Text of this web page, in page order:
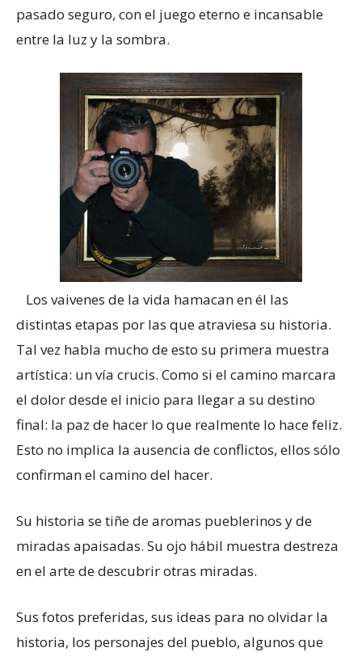
pasado seguro, con el juego eterno e incansable
entre la luz y la sombra.
Los vaivenes de la vida hamacan en él las
distintas etapas por las que atraviesa su historia.
Tal vez habla mucho de esto su primera muestra
artística: un vía crucis. Como si el camino marcara
el dolor desde el inicio para llegar a su destino
final: la paz de hacer lo que realmente lo hace feliz.
Esto no implica la ausencia de conflictos, ellos sólo
confirman el camino del hacer.
Su historia se tiñe de aromas pueblerinos y de
miradas apaisadas. Su ojo hábil muestra destreza
en el arte de descubrir otras miradas.
Sus fotos preferidas, sus ideas para no olvidar la
historia, los personajes del pueblo, algunos que